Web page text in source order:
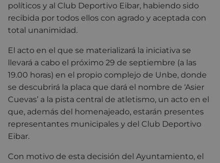
políticos y al Club Deportivo Eibar, habiendo sido
recibida por todos ellos con agrado y aceptada con
total unanimidad.
El acto en el que se materializará la iniciativa se
llevará a cabo el próximo 29 de septiembre (a las
19.00 horas) en el propio complejo de Unbe, donde
se descubrirá la placa que dará el nombre de ‘Asier
Cuevas’ a la pista central de atletismo, un acto en el
que, además del homenajeado, estarán presentes
representantes municipales y del Club Deportivo
Eibar.
Con motivo de esta decisión del Ayuntamiento, el